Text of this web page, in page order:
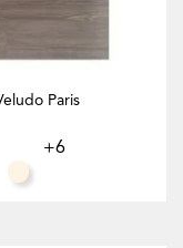
Paris
Branco Creme
+6